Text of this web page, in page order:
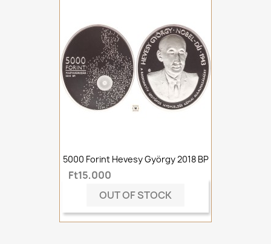
5000 Forint Hevesy György 2018 BP
Ft15,000
OUT OF STOCK